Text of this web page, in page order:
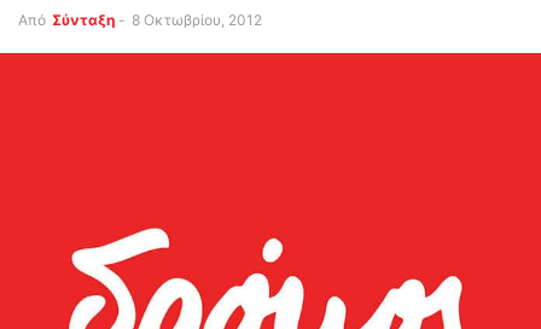
Από Σύνταξη - 8 Οκτωβρίου, 2012